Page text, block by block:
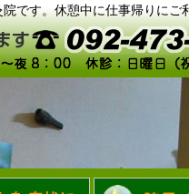
です。休憩中に仕事帰りにご